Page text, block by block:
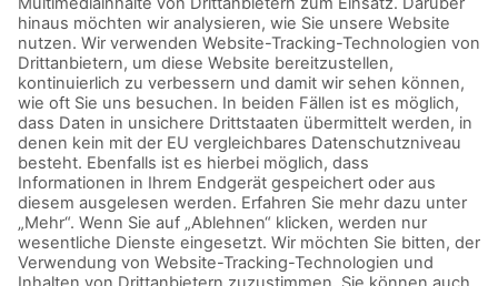
IMPRESSUM DATENSCHUTZERKLÄRUNG AGB KONTAKT
© Aurora Mühlen GmbH - Trettaustraße 49 – D-21107 Hamburg